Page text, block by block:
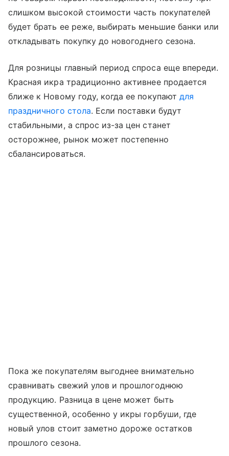
слишком высокой стоимости часть покупателей
будет брать ее реже, выбирать меньшие банки или
откладывать покупку до новогоднего сезона.
Для розницы главный период спроса еще впереди.
Красная икра традиционно активнее продается
ближе к Новому году, когда ее покупают для
праздничного стола. Если поставки будут
стабильными, а спрос из-за цен станет
осторожнее, рынок может постепенно
сбалансироваться.
Пока же покупателям выгоднее внимательно
сравнивать свежий улов и прошлогоднюю
продукцию. Разница в цене может быть
существенной, особенно у икры горбуши, где
новый улов стоит заметно дороже остатков
прошлого сезона.